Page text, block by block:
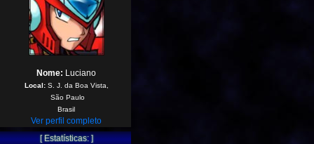
Nome: Luciano
Local:S. J. da Boa Vista,
São Paulo
Brasil
Ver perfil completo
[ Estatísticas: ]